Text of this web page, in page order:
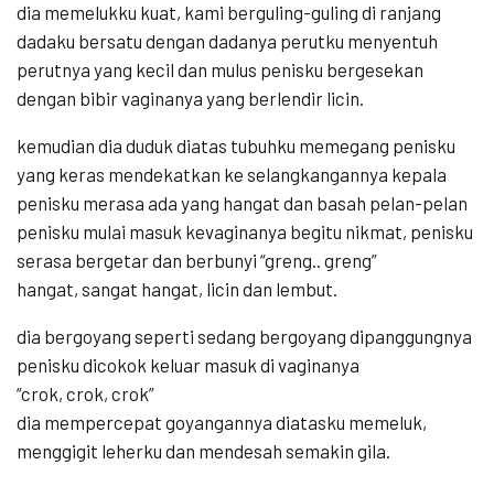
dia memelukku kuat, kami berguling-guling di ranjang
dadaku bersatu dengan dadanya perutku menyentuh
perutnya yang kecil dan mulus penisku bergesekan
dengan bibir vaginanya yang berlendir licin.
kemudian dia duduk diatas tubuhku memegang penisku
yang keras mendekatkan ke selangkangannya kepala
penisku merasa ada yang hangat dan basah pelan-pelan
penisku mulai masuk kevaginanya begitu nikmat, penisku
serasa bergetar dan berbunyi “greng.. greng”
hangat, sangat hangat, licin dan lembut.
dia bergoyang seperti sedang bergoyang dipanggungnya
penisku dicokok keluar masuk di vaginanya
“crok, crok, crok”
dia mempercepat goyangannya diatasku memeluk,
menggigit leherku dan mendesah semakin gila.